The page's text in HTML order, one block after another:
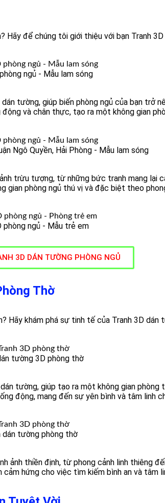
Hãy để chúng tôi giới thiệu với bạn Tranh
ngủ - Mẫu lam sóng
tường, giúp biến phòng ngủ của bạn trở
và chân thực, tạo ra một không gian
Ngô Quyền, Hải Phòng - Mẫu lam sóng
trừu tượng, từ những bức tranh mang lại
phòng ngủ thú vị và đặc biệt theo
phòng ngủ - Mẫu trẻ em
3D DÁN TƯỜNG PHÒNG NGỦ
Thờ
Hãy khám phá sự tinh tế của Tranh 3D dán
tường 3D phòng thờ
tường, giúp tạo ra một không gian phòng
động, mang đến sự yên bình và tâm linh
dán tường phòng thờ
thiền định, từ phong cảnh linh thiêng
hứng cho việc tìm kiếm bình an và tâm